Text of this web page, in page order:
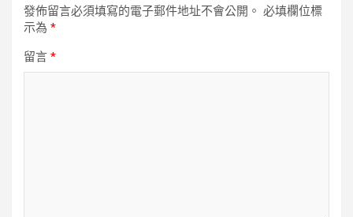
發佈留言必須填寫的電子郵件地址不會公開。 必填欄位標
示為 *
留言 *